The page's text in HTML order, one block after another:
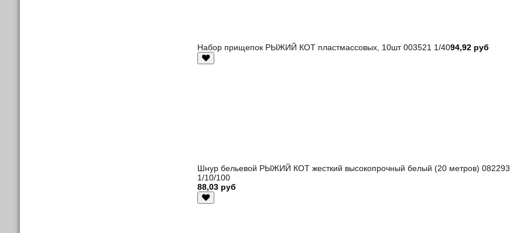
Набор прищепок РЫЖИЙ КОТ пластмассовых, 10шт 003521 1/4094,92 руб
Шнур бельевой РЫЖИЙ КОТ жесткий высокопрочный белый (20 метров) 082293
1/10/100
88,03 руб